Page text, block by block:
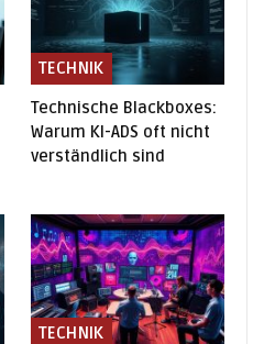
TECHNIK
Technische Blackboxes:
Warum KI-ADS oft nicht
verständlich sind
TECHNIK